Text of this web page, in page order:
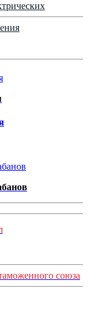
союза